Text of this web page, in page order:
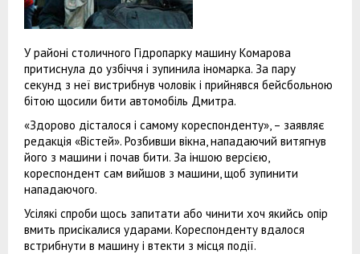
У районі столичного Гідропарку машину Комарова
притиснула до узбіччя і зупинила іномарка. За пару
секунд з неї вистрибнув чоловік і прийнявся бейсбольною
бітою щосили бити автомобіль Дмитра.
«Здорово дісталося і самому кореспонденту», – заявляє
редакція «Вістей». Розбивши вікна, нападаючий витягнув
його з машини і почав бити. За іншою версією,
кореспондент сам вийшов з машини, щоб зупинити
нападаючого.
Усілякі спроби щось запитати або чинити хоч якийсь опір
вмить присікалися ударами. Кореспонденту вдалося
встрибнути в машину і втекти з місця події.